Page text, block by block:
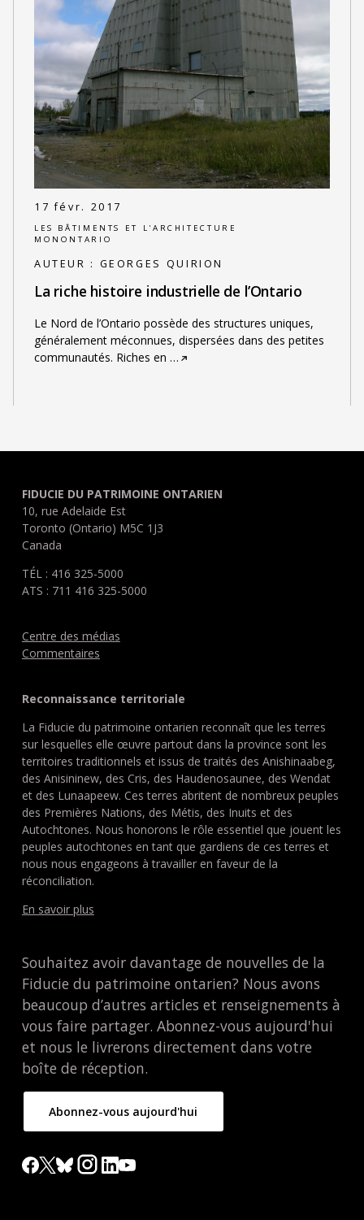
17 févr. 2017
LES BÂTIMENTS ET L'ARCHITECTURE
MONONTARIO
AUTEUR : GEORGES QUIRION
La riche histoire industrielle de l’Ontario
Le Nord de l’Ontario possède des structures uniques,
généralement méconnues, dispersées dans des petites
communautés. Riches en …
FIDUCIE DU PATRIMOINE ONTARIEN
10, rue Adelaide Est
Toronto (Ontario) M5C 1J3
Canada
TÉL : 416 325-5000
ATS : 711 416 325-5000
Centre des médias
Commentaires
Reconnaissance territoriale
La Fiducie du patrimoine ontarien reconnaît que les terres
sur lesquelles elle œuvre partout dans la province sont les
territoires traditionnels et issus de traités des Anishinaabeg,
des Anisininew, des Cris, des Haudenosaunee, des Wendat
et des Lunaapeew. Ces terres abritent de nombreux peuples
des Premières Nations, des Métis, des Inuits et des
Autochtones. Nous honorons le rôle essentiel que jouent les
peuples autochtones en tant que gardiens de ces terres et
nous nous engageons à travailler en faveur de la
réconciliation.
En savoir plus
Souhaitez avoir davantage de nouvelles de la
Fiducie du patrimoine ontarien? Nous avons
beaucoup d’autres articles et renseignements à
vous faire partager. Abonnez-vous aujourd'hui
et nous le livrerons directement dans votre
boîte de réception.
Abonnez-vous aujourd'hui